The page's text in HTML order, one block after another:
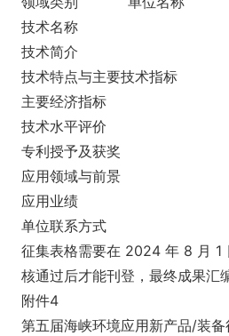
技术名称
技术简介
技术特点与主要技术指标
主要经济指标
技术水平评价
专利授予及获奖
应用领域与前景
应用业绩
单位联系方式
征集表格需要在 2024 年 8 月 1
核通过后才能刊登，最终成果汇
附件4
第五届海峡环境应用新产品/装备